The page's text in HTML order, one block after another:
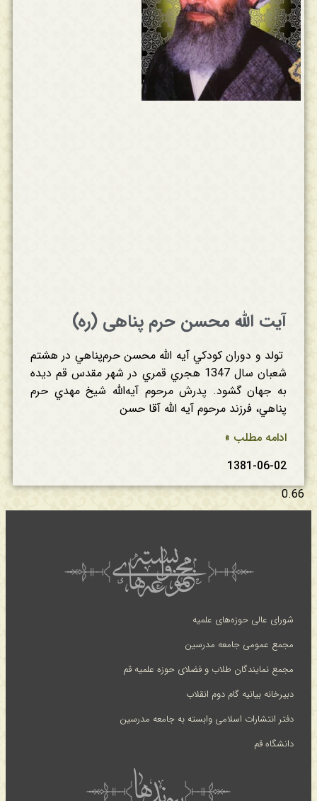
آیت الله محسن‌ حرم‌ پناهی (ره)
تولد و دوران‌ كودكي‌ آیه الله محسن‌ حرم‌پناهي‌ در هشتم‌
شعبان‌ سال‌ 1347 هجري‌ قمري‌ در شهر مقدس‌ قم‌ ديده‌
به‌ جهان‌ گشود. پدرش‌ مرحوم‌ آیه‌الله شيخ‌ مهدي‌ حرم‌
پناهي‌، فرزند مرحوم‌ آیه الله آقا حسن‌
ادامه مطلب »
1381-06-02
شورای عالی حوزه‌های علمیه
مجمع عمومی جامعه مدرسین
مجمع نمایندگان طلاب و فضلای حوزه علمیه قم
دبیرخانه بیانیه گام دوم انقلاب
دفتر انتشارات اسلامی وابسته به جامعه مدرسین
دانشگاه قم